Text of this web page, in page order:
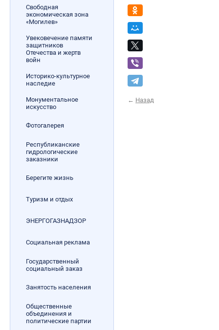
Свободная
экономическая зона
«Могилев»
Увековечение памяти
защитников
Отечества и жертв
войн
Историко-культурное
наследие
Монументальное
искусство
Фотогалерея
Республиканские
гидрологические
заказники
Берегите жизнь
Туризм и отдых
ЭНЕРГОГАЗНАДЗОР
Социальная реклама
Государственный
социальный заказ
Занятость населения
Общественные
объединения и
политические партии
← Назад